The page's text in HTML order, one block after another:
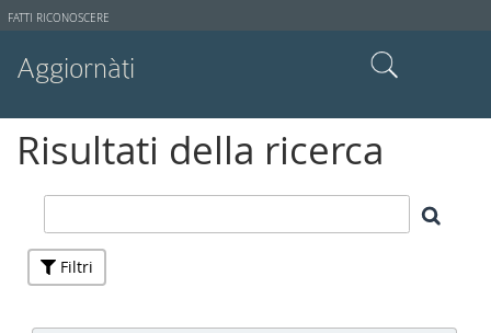
Strumenti
FATTI RICONOSCERE
Aggiornàti
Ricerca avanzata…
Risultati della ricerca
Filtri